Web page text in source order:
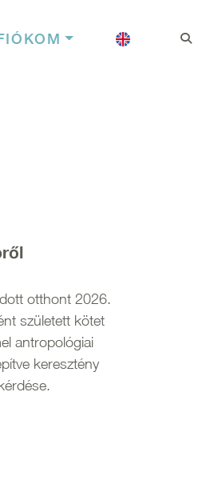
Nyelv
otthont 2026.
született kötet
antropológiai
keresztény